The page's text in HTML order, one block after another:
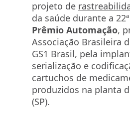
projeto de
da saúde durante a
Prêmio Automação,
Associação Brasileira
GS1 Brasil, pela
serialização e
cartuchos de
produzidos na planta
(SP).